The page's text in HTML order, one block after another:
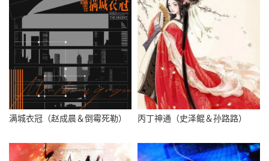
满城衣冠（赵成晨＆倒霉死勒） 丙丁神通（史泽鲲＆孙路路）